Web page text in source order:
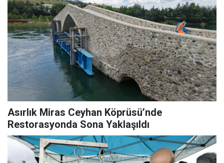
Asırlık Miras Ceyhan Köprüsü’nde
Restorasyonda Sona Yaklaşıldı